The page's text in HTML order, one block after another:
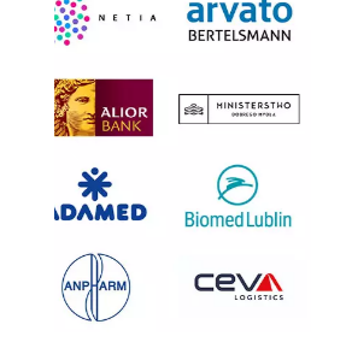
Previous